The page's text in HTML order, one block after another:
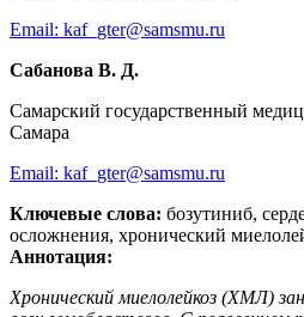
Email: kaf_gter@samsmu.ru
Сабанова В. Д.
Самарский государственный
Самара
Email: kaf_gter@samsmu.ru
Ключевые слова: бозутиниб,
осложнения, хронический
Аннотация:
Хронический миелолейкоз (ХМЛ)